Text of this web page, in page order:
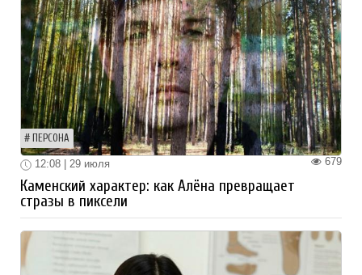
ПЕРСОНА
679
12:08 | 29 июля
Каменский характер: как Алёна превращает
стразы в пиксели